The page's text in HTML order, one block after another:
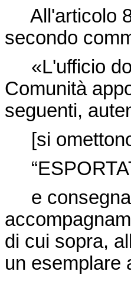
All'articolo
secondo
«L'ufficio
Comunità
seguenti,
[si omettono
e consegna
di cui sopra,
un esemplare